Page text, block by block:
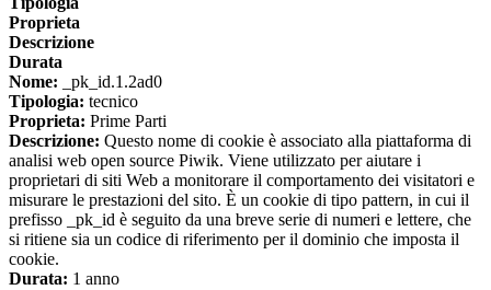
Proprieta
Descrizione
Durata
Nome: _pk_id.1.2ad0
Tipologia: tecnico
Proprieta: Prime Parti
Descrizione: Questo nome di cookie è associato alla piattaforma di
analisi web open source Piwik. Viene utilizzato per aiutare i
proprietari di siti Web a monitorare il comportamento dei visitatori e
misurare le prestazioni del sito. È un cookie di tipo pattern, in cui il
prefisso _pk_id è seguito da una breve serie di numeri e lettere, che
si ritiene sia un codice di riferimento per il dominio che imposta il
cookie.
Durata: 1 anno